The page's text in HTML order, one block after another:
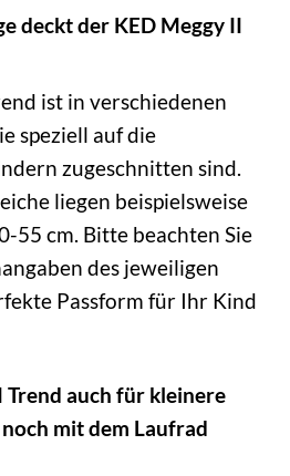
deckt der KED Meggy II
ist in verschiedenen
speziell auf die
zugeschnitten sind.
liegen beispielsweise
55 cm. Bitte beachten Sie
des jeweiligen
Passform für Ihr Kind
Trend auch für kleinere
mit dem Laufrad